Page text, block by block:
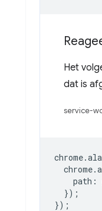
Het
dat is
service-
chrome.
chrome.
path :
});
});